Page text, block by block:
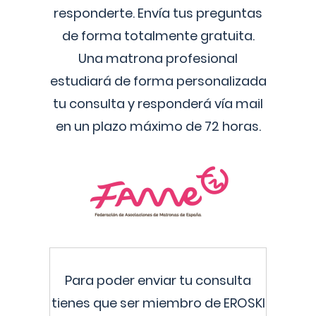
responderte. Envía tus preguntas
de forma totalmente gratuita.
Una matrona profesional
estudiará de forma personalizada
tu consulta y responderá vía mail
en un plazo máximo de 72 horas.
Para poder enviar tu consulta
tienes que ser miembro de EROSKI